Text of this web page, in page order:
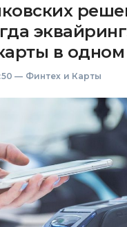
в
— Финтех и Карты